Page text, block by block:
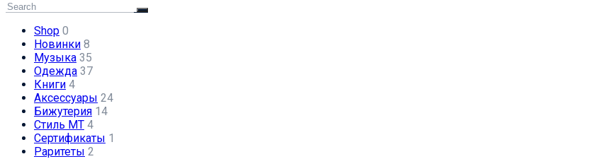
Shop 0
Новинки 8
Музыка 35
Одежда 37
Книги 4
Аксессуары 24
Бижутерия 14
Стиль МТ 4
Сертификаты 1
Раритеты 2